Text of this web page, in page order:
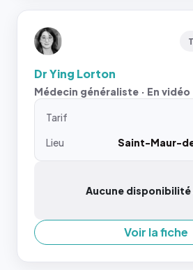
Dr Ying Lorton
Médecin généraliste · En vidéo
Tarif
Lieu
Saint-Maur-
Aucune disponibilité
Voir la fiche